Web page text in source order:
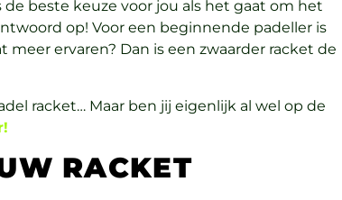
beste keuze voor jou als het gaat om het
op! Voor een beginnende padeller is
ervaren? Dan is een zwaarder racket de
racket… Maar ben jij eigenlijk al wel op de
RACKET